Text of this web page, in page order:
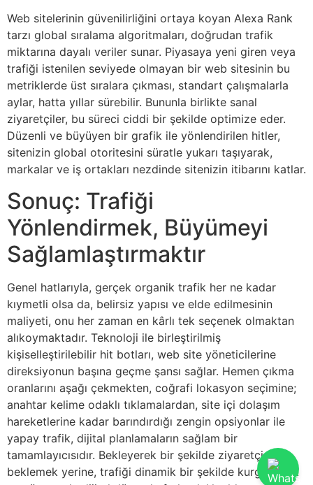
Web sitelerinin güvenilirliğini ortaya koyan Alexa Rank
tarzı global sıralama algoritmaları, doğrudan trafik
miktarına dayalı veriler sunar. Piyasaya yeni giren veya
trafiği istenilen seviyede olmayan bir web sitesinin bu
metriklerde üst sıralara çıkması, standart çalışmalarla
aylar, hatta yıllar sürebilir. Bununla birlikte sanal
ziyaretçiler, bu süreci ciddi bir şekilde optimize eder.
Düzenli ve büyüyen bir grafik ile yönlendirilen hitler,
sitenizin global otoritesini süratle yukarı taşıyarak,
markalar ve iş ortakları nezdinde sitenizin itibarını katlar.
Sonuç: Trafiği
Yönlendirmek, Büyümeyi
Sağlamlaştırmaktır
Genel hatlarıyla, gerçek organik trafik her ne kadar
kıymetli olsa da, belirsiz yapısı ve elde edilmesinin
maliyeti, onu her zaman en kârlı tek seçenek olmaktan
alıkoymaktadır. Teknoloji ile birleştirilmiş
kişiselleştirilebilir hit botları, web site yöneticilerine
direksiyonun başına geçme şansı sağlar. Hemen çıkma
oranlarını aşağı çekmekten, coğrafi lokasyon seçimine;
anahtar kelime odaklı tıklamalardan, site içi dolaşım
hareketlerine kadar barındırdığı zengin opsiyonlar ile
yapay trafik, dijital planlamaların sağlam bir
tamamlayıcısıdır. Bekleyerek bir şekilde ziyaretçi
beklemek yerine, trafiği dinamik bir şekilde kurgulamak